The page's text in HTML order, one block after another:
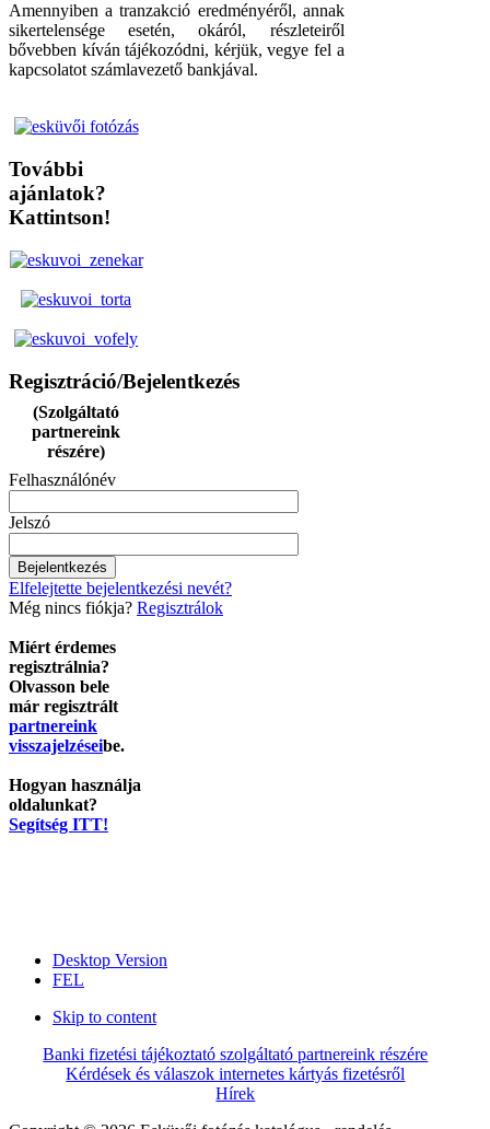
Amennyiben a tranzakció eredményéről, annak
sikertelensége esetén, okáról, részleteiről
bővebben kíván tájékozódni, kérjük, vegye fel a
kapcsolatot számlavezető bankjával.
További
ajánlatok?
Kattintson!
Regisztráció/Bejelentkezés
(Szolgáltató
partnereink
részére)
Felhasználónév
Jelszó
Elfelejtette bejelentkezési nevét?
Még nincs fiókja? Regisztrálok
Miért érdemes
regisztrálnia?
Olvasson bele
már regisztrált
partnereink
visszajelzéseibe.
Hogyan használja
oldalunkat?
Segítség ITT!
Desktop Version
FEL
Skip to content
Banki fizetési tájékoztató szolgáltató partnereink részére
Kérdések és válaszok internetes kártyás fizetésről
Hírek